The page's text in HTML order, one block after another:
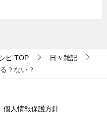
ピ TOP
日々雑記
？ない？
個人情報保護方針